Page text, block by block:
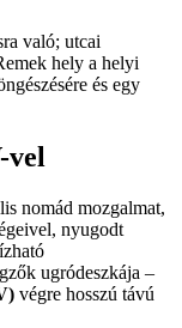
való; utcai
hely a helyi
és egy
nomád mozgalmat,
nyugodt
ugródeszkája –
végre hosszú távú